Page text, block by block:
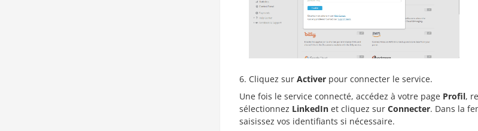
Cliquez sur Activer pour connecter le service.
Une fois le service connecté, accédez à votre page Profil,
sélectionnez LinkedIn et cliquez sur Connecter. Dans la
saisissez vos identifiants si nécessaire.